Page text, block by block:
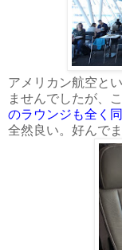
アメリカン航空と
ませんでしたが、
のラウンジも全く
全然良い。好んで